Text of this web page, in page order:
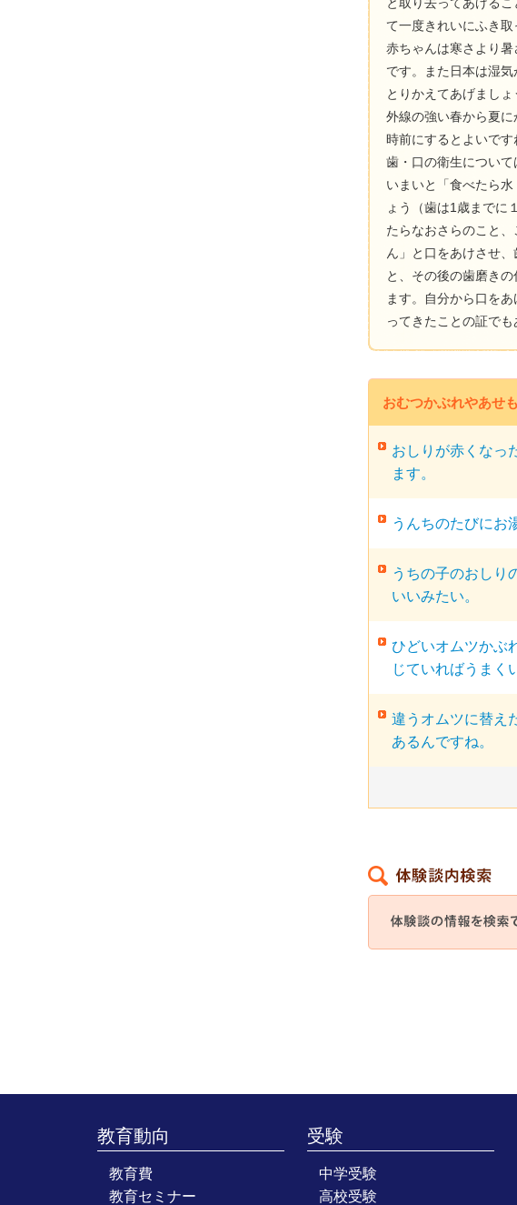
と取り去ってあげる
て一度きれいにふき取
赤ちゃんは寒さより
です。また日本は湿
とりかえてあげまし
外線の強い春から夏
時前にするとよいです
歯・口の衛生につい
いまいと「食べたら
ょう（歯は1歳までに
たらなおさらのこと
ん」と口をあけさせ
と、その後の歯磨き
ます。自分から口を
ってきたことの証でも
おむつかぶれやあせ
おしりが赤くなっ
ます。
うんちのたびにお
うちの子のおしり
いいみたい。
ひどいオムツかぶ
じていればうまく
違うオムツに替え
あるんですね。
教育動向
教育費
教育セミナー
受験
中学受験
高校受験